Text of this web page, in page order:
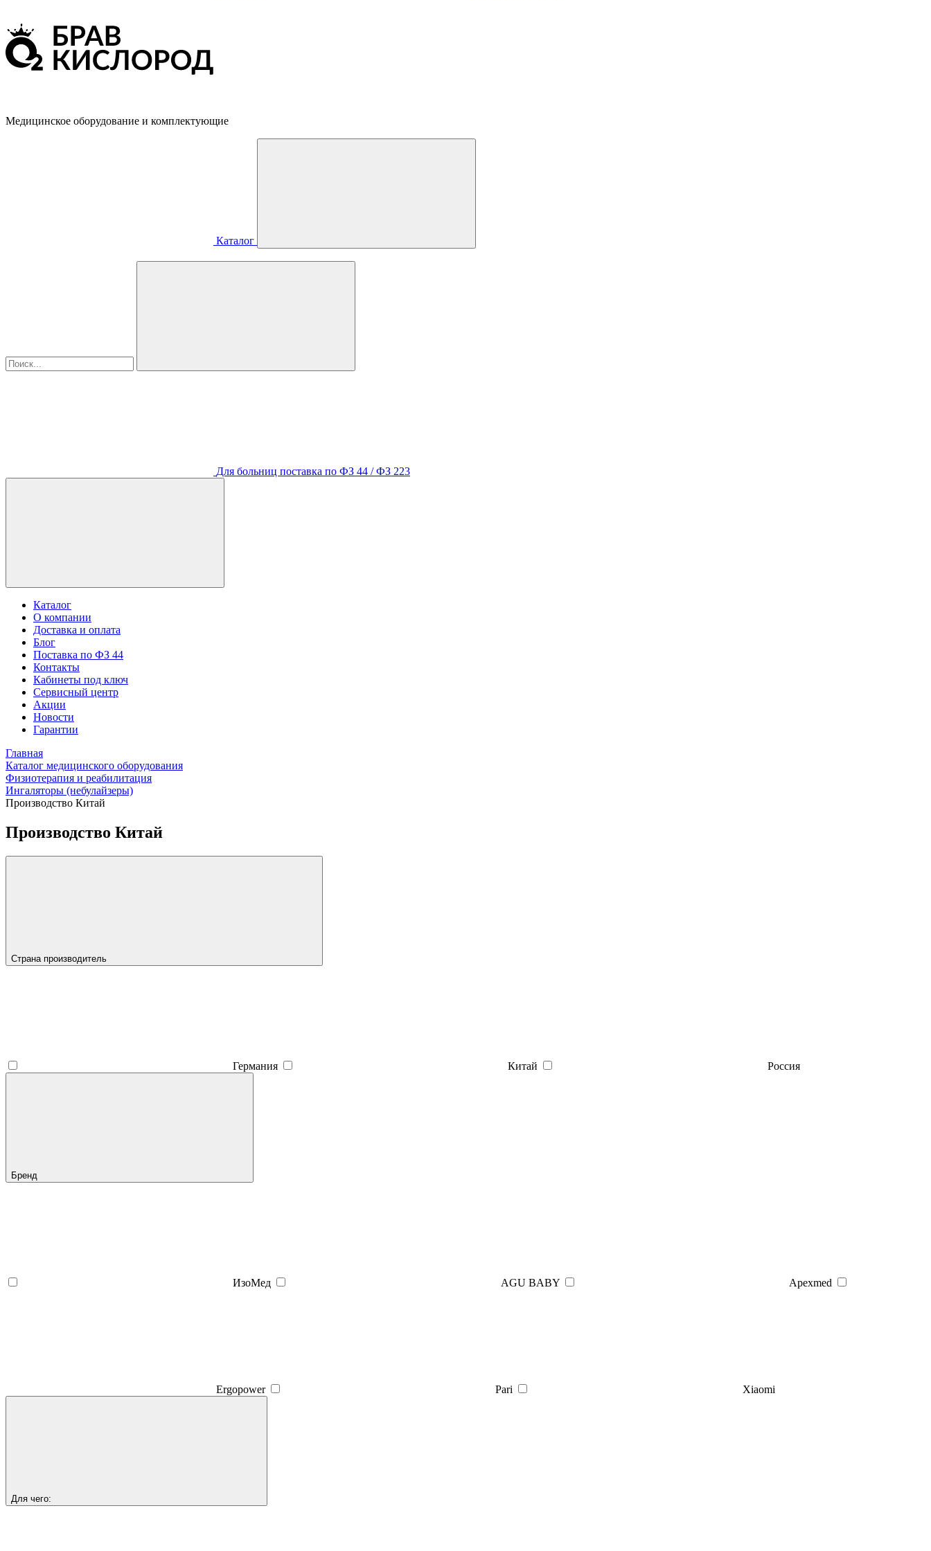
Медицинское оборудование и комплектующие
Каталог
Для больниц поставка по ФЗ 44 / ФЗ 223
Каталог
О компании
Доставка и оплата
Блог
Поставка по ФЗ 44
Контакты
Кабинеты под ключ
Сервисный центр
Акции
Новости
Гарантии
Главная
Каталог медицинского оборудования
Физиотерапия и реабилитация
Ингаляторы (небулайзеры)
Производство Китай
Производство Китай
Страна производитель
Германия Китай Россия
Бренд
ИзоМед AGU BABY Apexmed
Ergopower Pari Xiaomi
Для чего: